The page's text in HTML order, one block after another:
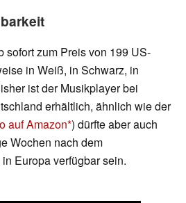
sofort zum Preis von 199 US-
in Weiß, in Schwarz, in
ist der Musikplayer bei
erhältlich, ähnlich wie der
auf Amazon ) dürfte aber auch
Wochen nach dem
Europa verfügbar sein.